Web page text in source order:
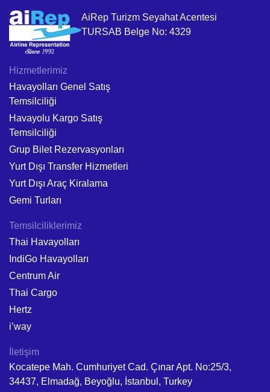
AiRep Turizm Seyahat Acentesi
TURSAB Belge No: 4329
Hizmetlerimiz
Havayolları Genel Satış
Temsilciliği
Havayolu Kargo Satış
Temsilciliği
Grup Bilet Rezervasyonları
Yurt Dışı Transfer Hizmetleri
Yurt Dışı Araç Kiralama
Gemi Turları
Temsilciliklerimiz
Thai Havayolları
IndiGo Havayolları
Centrum Air
Thai Cargo
Hertz
i’way
İletişim
Kocatepe Mah. Cumhuriyet Cad. Çınar Apt. No:25/3,
34437, Elmadağ, Beyoğlu, İstanbul, Turkey